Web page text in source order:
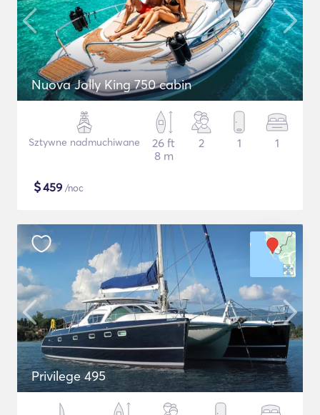
Nuova Jolly King 750 cabin
Sztywne nadmuchiwane
26 ft
8 m
2 1 1
$459 /noc
Privilege 495